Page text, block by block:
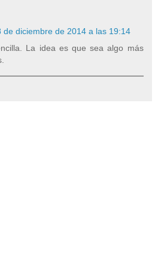
de diciembre de 2014 a las 19:14
La idea es que sea algo más